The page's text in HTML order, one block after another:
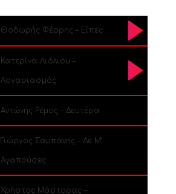
Θοδωρής Φέρρης – Είπες
Κατερίνα Λιόλιου –
Λογαριασμός
Αντώνης Ρέμος – Δευτέρα
Γιώργος Σαμπάνης – Δε Μ’
Αγαπούσες
Χρήστος Μάστορας –